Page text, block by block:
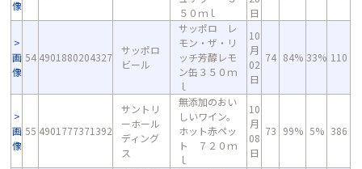
像
５０ｍｌ
日
画
像
54 4901880204327
サッポロ
ビール
サッポロ レ
モン・ザ・リ
ッチ芳醇レモ
ン缶３５０ｍ
ｌ
10
月
02
日
74 84% 33% 110
画
像
55 4901777371392
サントリ
ーホール
ディング
ス
無添加のおい
しいワイン。
ホット赤ペッ
ト ７２０ｍ
ｌ
10
月
08
日
73 99% 5% 386